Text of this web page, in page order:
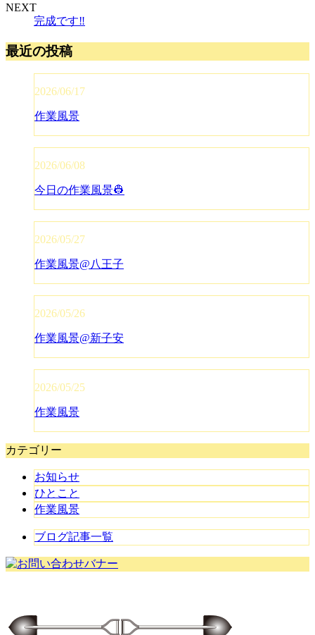
NEXT
完成です‼️
最近の投稿
2026/06/17
作業風景
2026/06/08
今日の作業風景👷
2026/05/27
作業風景@八王子
2026/05/26
作業風景@新子安
2026/05/25
作業風景
カテゴリー
お知らせ
ひとこと
作業風景
ブログ記事一覧